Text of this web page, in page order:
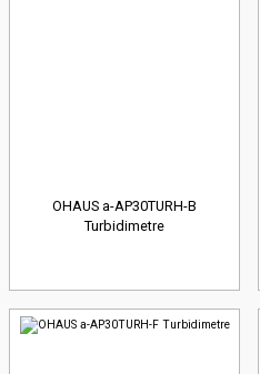
OHAUS a-AP30TURH-B
Turbidimetre